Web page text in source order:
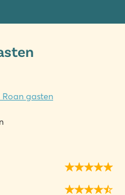
Roan gasten